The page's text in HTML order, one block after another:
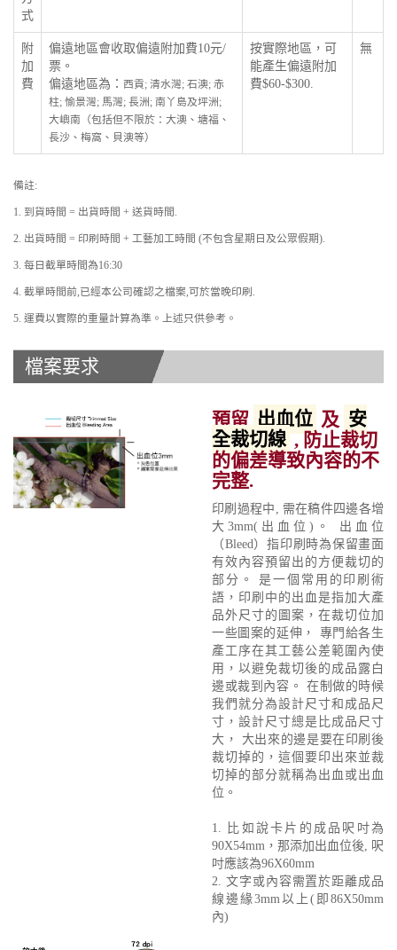
式
附
加
費
偏遠地區會收取偏遠附加費10元/
票。
偏遠地區為： 西貢; 清水灣; 石澳; 赤
柱; 愉景灣; 馬灣; 長洲; 南丫島及坪洲;
大嶼南（包括但不限於：大澳、塘福、
長沙、梅窩、貝澳等）
按實際地區，可
能產生偏遠附加
費$60-$300.
無
備註:
1. 到貨時間 = 出貨時間 + 送貨時間.
2. 出貨時間 = 印刷時間 + 工藝加工時間 (不包含星期日及公眾假期).
3. 每日截單時間為16:30
4. 截單時間前,已經本公司確認之檔案,可於當晚印刷.
5. 運費以實際的重量計算為準。上述只供參考。
檔案要求
預留 出血位 及 安
全裁切線, 防止裁切
的偏差導致內容的不
完整.
印刷過程中, 需在稿件四邊各增
大3mm(出血位)。 出血位
（Bleed）指印刷時為保留畫面
有效內容預留出的方便裁切的
部分。 是一個常用的印刷術
語，印刷中的出血是指加大產
品外尺寸的圖案，在裁切位加
一些圖案的延伸， 專門給各生
產工序在其工藝公差範圍內使
用，以避免裁切後的成品露白
邊或裁到內容。 在制做的時候
我們就分為設計尺寸和成品尺
寸，設計尺寸總是比成品尺寸
大， 大出來的邊是要在印刷後
裁切掉的，這個要印出來並裁
切掉的部分就稱為出血或出血
位。
1. 比如說卡片的成品呎吋為
90X54mm，那添加出血位後, 呎
吋應該為96X60mm
2. 文字或內容需置於距離成品
線邊緣3mm以上(即86X50mm
內)